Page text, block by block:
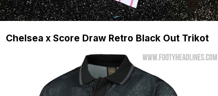
Chelsea x Score Draw Retro Black Out Trikot